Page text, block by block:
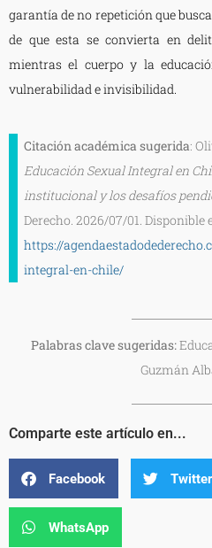
garantía de no repetición que
de que esta se convierta en
mientras el cuerpo y la
vulnerabilidad e invisibilidad.
Citación académica sugerida:
Educación Sexual Integral en
institucional y los desafíos
Derecho. 2026/07/01. Disponible
https://
integral-en-chile/
Palabras clave sugeridas:
Guzmán
Comparte este artículo en...
Facebook Twitter
WhatsApp